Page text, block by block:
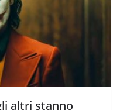
altri stanno